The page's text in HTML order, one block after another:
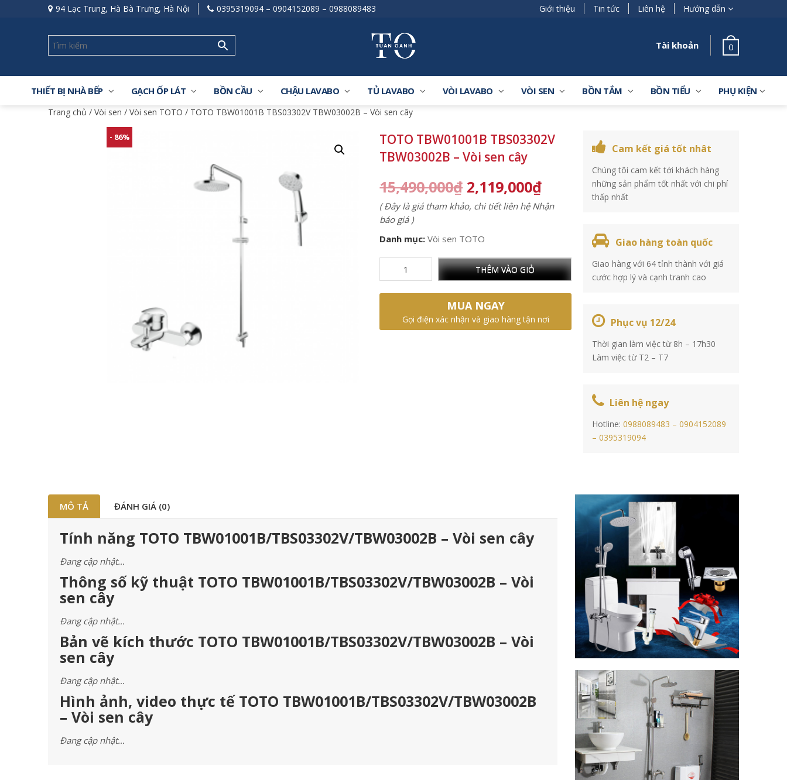
94 Lạc Trung, Hà Bà Trưng, Hà Nội 0395319094 – 0904152089 – 0988089483 Giới thiệu Tin tức Liên hệ Hướng dẫn
Tài khoản 0
THIẾT BỊ NHÀ BẾP GẠCH ỐP LÁT BỒN CẦU CHẬU LAVABO TỦ LAVABO VÒI LAVABO VÒI SEN BỒN TẮM BỒN TIỂU PHỤ KIỆN
Trang chủ / Vòi sen / Vòi sen TOTO / TOTO TBW01001B TBS03302V TBW03002B – Vòi sen cây
- 86%
TOTO TBW01001B TBS03302V
TBW03002B – Vòi sen cây
15,490,000₫ 2,119,000₫
( Đây là giá tham khảo, chi tiết liên hệ Nhận
báo giá )
Danh mục: Vòi sen TOTO
THÊM VÀO GIỎ
MUA NGAY
Gọi điện xác nhận và giao hàng tận nơi
Cam kết giá tốt nhât
Chúng tôi cam kết tới khách hàng
những sản phẩm tốt nhất với chi phí
thấp nhất
Giao hàng toàn quốc
Giao hàng với 64 tỉnh thành với giá
cước hợp lý và cạnh tranh cao
Phục vụ 12/24
Thời gian làm việc từ 8h – 17h30
Làm việc từ T2 – T7
Liên hệ ngay
Hotline: 0988089483 – 0904152089
– 0395319094
MÔ TẢ ĐÁNH GIÁ (0)
Tính năng TOTO TBW01001B/TBS03302V/TBW03002B – Vòi sen cây
Đang cập nhật…
Thông số kỹ thuật TOTO TBW01001B/TBS03302V/TBW03002B – Vòi
sen cây
Đang cập nhật…
Bản vẽ kích thước TOTO TBW01001B/TBS03302V/TBW03002B – Vòi
sen cây
Đang cập nhật…
Hình ảnh, video thực tế TOTO TBW01001B/TBS03302V/TBW03002B
– Vòi sen cây
Đang cập nhật…